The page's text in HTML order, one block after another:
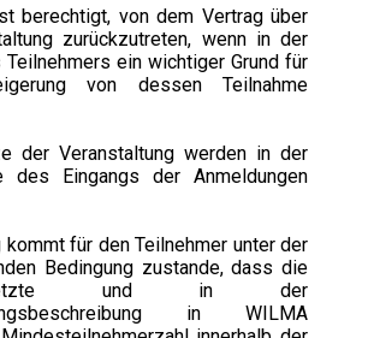
berechtigt, von dem Vertrag über
zurückzutreten, wenn in der
ein wichtiger Grund für
von dessen Teilnahme
der Veranstaltung werden in der
des Eingangs der Anmeldungen
kommt für den Teilnehmer unter der
Bedingung zustande, dass die
und in der
in WILMA